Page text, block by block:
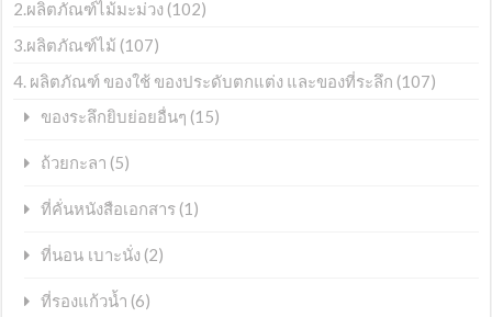
2.ผลิตภัณฑ์ไม้มะม่วง (102)
3.ผลิตภัณฑ์ไม้ (107)
4. ผลิตภัณฑ์ ของใช้ ของประดับตกแต่ง และของที่ระลึก (107)
ของระลึกยิบย่อยอื่นๆ (15)
ถ้วยกะลา (5)
ที่คั่นหนังสือเอกสาร (1)
ที่นอน เบาะนั่ง (2)
ที่รองแก้วน้ำ (6)